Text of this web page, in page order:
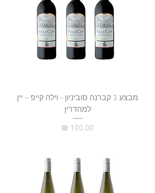
מבצע 3 קברנה סוביניון - וילה קייפ – יין
למהדרין
מחיר